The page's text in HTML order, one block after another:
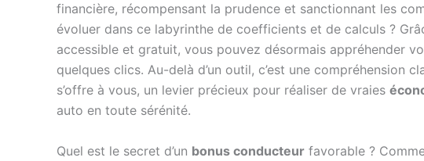
financière, récompensant la prudence et sanctionnant les
évoluer dans ce labyrinthe de coefficients et de calculs ?
accessible et gratuit, vous pouvez désormais appréhender
quelques clics. Au-delà d’un outil, c’est une compréhension
s’offre à vous, un levier précieux pour réaliser de vraies
auto en toute sérénité.
Quel est le secret d’un bonus conducteur favorable ?